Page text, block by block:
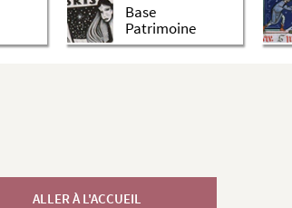
Base
Patrimoine
ALLER À L'ACCUEIL